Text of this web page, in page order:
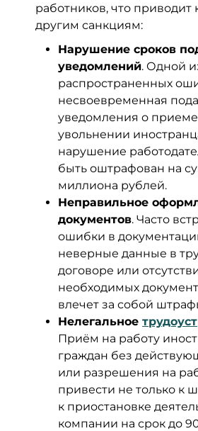
работников, что
другим санкциям:
Нарушение сроков
уведомлений. Одной
распространенных
несвоевременная
уведомления о
увольнении
нарушение
быть оштрафован на
миллиона рублей.
Неправильное
документов. Часто
ошибки в
неверные данные в
договоре или
необходимых
влечет за собой
Нелегальное
Приём на работу
граждан без
или разрешения на
привести не только к
к приостановке
компании на срок до